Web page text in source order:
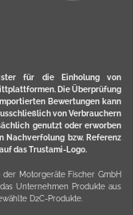
für die Einholung von
Die Überprüfung
Bewertungen kann
von Verbrauchern
genutzt oder erworben
Nachverfolung bzw. Referenz
das Trustami-Logo.
Motorgeräte Fischer GmbH
Unternehmen Produkte aus
D2C-Produkte.